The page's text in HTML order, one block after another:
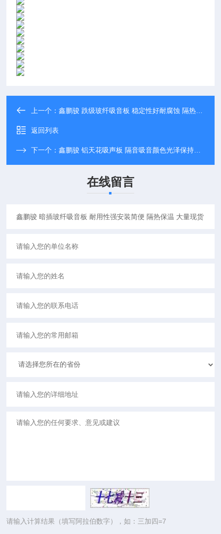
上一个：鑫鹏骏 跌级玻纤吸音板 稳定性好耐腐蚀 隔热保温 大量生产
返回列表
下一个：鑫鹏骏 铝天花吸声板 隔音吸音颜色光泽保持力好
在线留言
请输入计算结果（填写阿拉伯数字），如：三加四=7